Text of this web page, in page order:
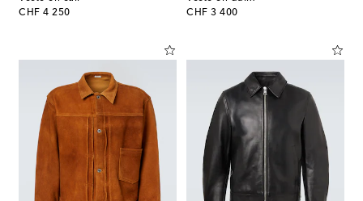
CHF 4 250
original price
CHF 3 400
original price